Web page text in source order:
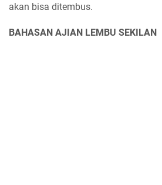
akan bisa ditembus.
BAHASAN AJIAN LEMBU SEKILAN